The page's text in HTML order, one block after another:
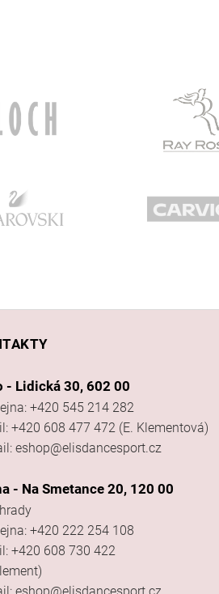
- Lidická 30, 602 00
+420 545 214 282
+420 608 477 472 (E. Klementová)
eshop@elisdancesport.cz
- Na Smetance 20, 120 00
+420 222 254 108
+420 608 730 422